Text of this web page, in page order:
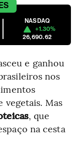
NASDAQ
+1.30%
26,690.62
e ganhou
nos
vegetais. Mas
, que
na cesta